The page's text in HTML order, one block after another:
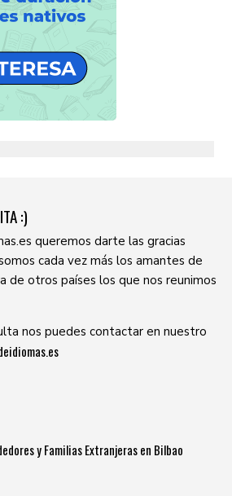
:)
queremos darte las gracias
cada vez más los amantes de
de otros países los que nos reunimos
nos puedes contactar en nuestro
y Familias Extranjeras en Bilbao